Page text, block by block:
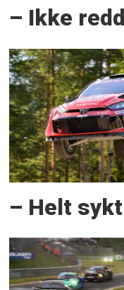
– Ikke
– Helt